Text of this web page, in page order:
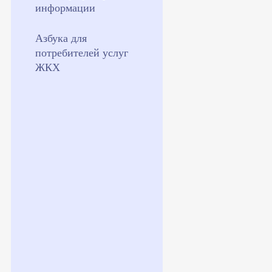
информации
Азбука для
потребителей услуг
ЖКХ